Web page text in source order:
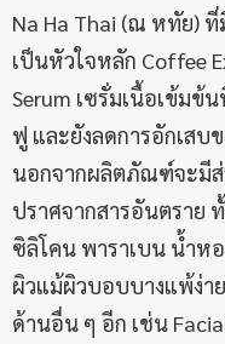
Na Ha Thai (ณ หทัย)
เป็นหัวใจหลัก Coffee
Serum เซรั่มเนื้อเข้มข้
ฟู และยังลดการอักเสบ
นอกจากผลิตภัณฑ์จะมีส่
ปราศจากสารอันตราย
ซิลิโคน พาราเบน น้ำห
ผิวแม้ผิวบอบบางแพ้ง่
ด้านอื่น ๆ อีก เช่น